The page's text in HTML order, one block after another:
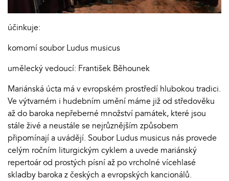
účinkuje:
komorní soubor Ludus musicus
umělecký vedoucí: František Běhounek
Mariánská úcta má v evropském prostředí hlubokou tradici.
Ve výtvarném i hudebním umění máme již od středověku
až do baroka nepřeberné množství památek, které jsou
stále živé a neustále se nejrůznějším způsobem
připomínají a uvádějí. Soubor Ludus musicus nás provede
celým ročním liturgickým cyklem a uvede mariánský
repertoár od prostých písní až po vrcholné vícehlasé
skladby baroka z českých a evropských kancionálů.